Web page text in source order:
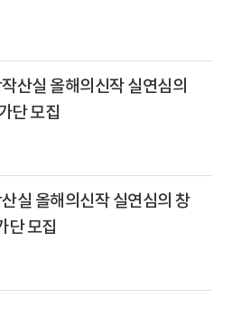
산실 올해의신작 실연심의
단 모집
실 올해의신작 실연심의 창
단 모집